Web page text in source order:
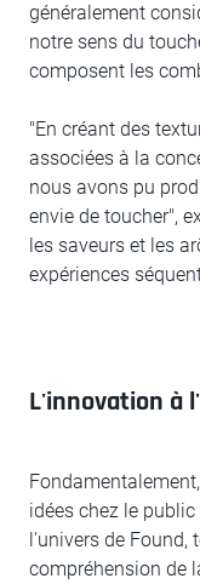
généralement
notre sens du
composent les
"En créant des
associées à la
nous avons pu
envie de toucher",
les saveurs et les
expériences
L'innovation à
idées chez le
l'univers de Found,
compréhension de